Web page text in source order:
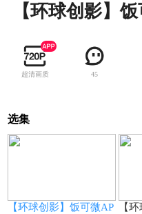
超清画质 45
选集
【环球创影】饭可微AP
【